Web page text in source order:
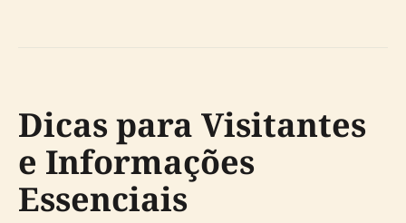
Dicas para Visitantes
e Informações
Essenciais